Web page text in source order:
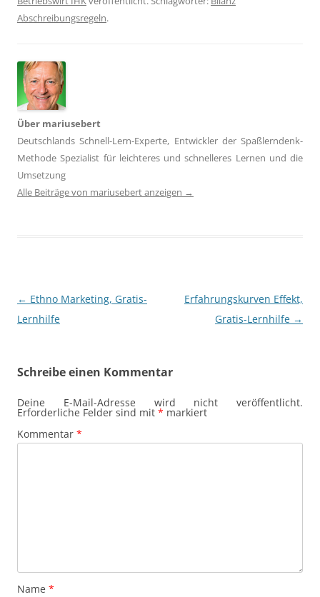
Abschreibungsregeln.
Über mariusebert
Deutschlands Schnell-Lern-Experte, Entwickler der Spaßlerndenk-
Methode Spezialist für leichteres und schnelleres Lernen und die
Umsetzung
Alle Beiträge von mariusebert anzeigen →
Beitragsnavigation
← Ethno Marketing, Gratis-
Lernhilfe
Erfahrungskurven Effekt,
Gratis-Lernhilfe →
Schreibe einen Kommentar
Deine E-Mail-Adresse wird nicht veröffentlicht.
Erforderliche Felder sind mit * markiert
Kommentar *
Name *